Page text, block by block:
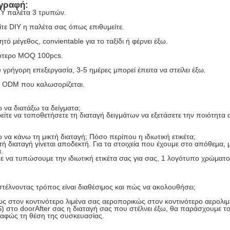
παλέτα 3 τρυπών.
DIY η παλέτα σας όπως επιθυμείτε.
μέγεθος, convientable για το ταξίδι ή φέρνει έξω.
MOQ 100pcs.
επεξεργασία, 3-5 ημέρες μπορεί έπειτα να στείλει έξω.
που καλωσορίζεται.
διατάξω τα δείγματα;
να τοποθετήσετε τη διαταγή δειγμάτων να εξετάσετε την ποιότητα
κάνω τη μικτή διαταγή; Πόσο περίπου η ιδιωτική ετικέτα;
διαταγή γίνεται αποδεκτή. Για τα στοιχεία που έχουμε στο απόθεμα,
τυπώσουμε την ιδιωτική ετικέτα σας για σας, 1 λογότυπο
τρόπος είναι διαθέσιμος και πώς να ακολουθήσει;
στον κοντινότερο λιμένα σας αεροπορικώς στον κοντινότερο
στο doorAfter σας η διαταγή σας που στέλνει έξω, θα παράσχουμε το
τη θέση της συσκευασίας.